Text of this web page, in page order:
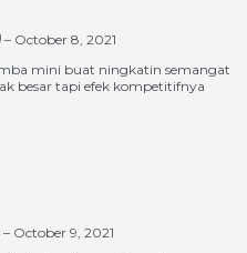
– October 8, 2021
mini buat ningkatin semangat
besar tapi efek kompetitifnya
– October 9, 2021